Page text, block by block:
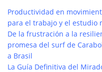
Productividad en
para el trabajo y el estudio
De la frustración a la
promesa del surf de
a Brasil
La Guía Definitiva del